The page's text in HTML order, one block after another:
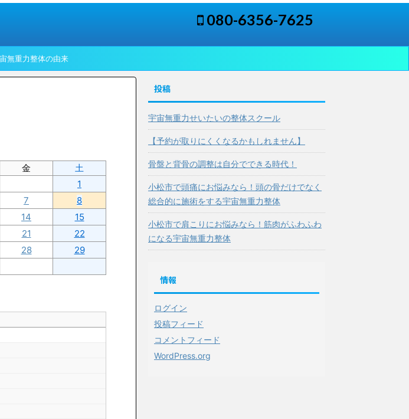
080-6356-7625
無重力整体の由来
金
土
1
7
8
14
15
21
22
28
29
投稿
宇宙無重力せいたいの整体スクール
【予約が取りにくくなるかもしれません】
骨盤と背骨の調整は自分でできる時代！
小松市で頭痛にお悩みなら！頭の骨だけでなく
総合的に施術をする宇宙無重力整体
小松市で肩こりにお悩みなら！筋肉がふわふわ
になる宇宙無重力整体
情報
ログイン
投稿フィード
コメントフィード
WordPress.org